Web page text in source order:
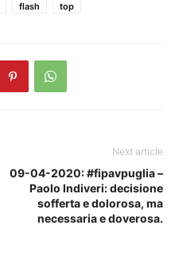
flash top
Next article
09-04-2020: #fipavpuglia –
Paolo Indiveri: decisione
sofferta e dolorosa, ma
necessaria e doverosa.